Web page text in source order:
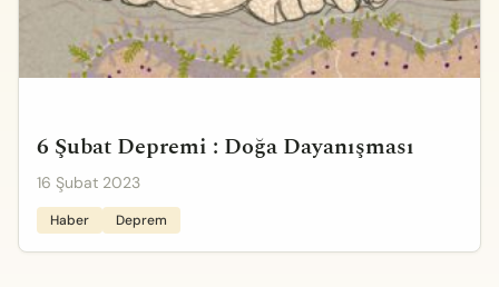
6 Şubat Depremi : Doğa Dayanışması
16 Şubat 2023
Haber Deprem